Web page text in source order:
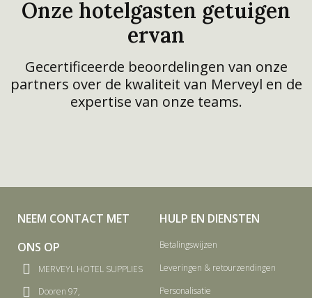
Onze hotelgasten getuigen
ervan
Gecertificeerde beoordelingen van onze
partners over de kwaliteit van Merveyl en de
expertise van onze teams.
NEEM CONTACT MET
ONS OP
MERVEYL HOTEL SUPPLIES
Dooren 97,
HULP EN DIENSTEN
Betalingswijzen
Leveringen & retourzendingen
Personalisatie